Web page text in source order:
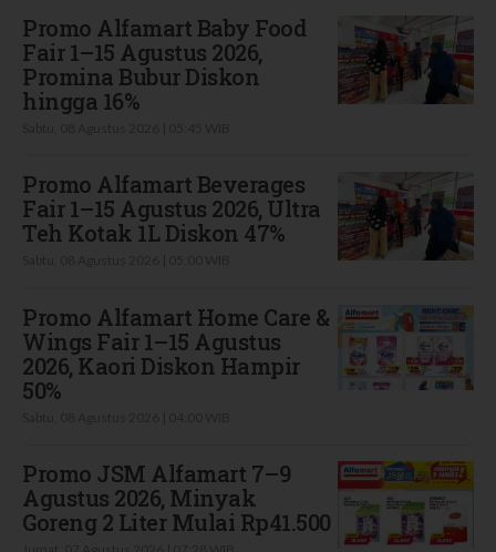
Promo Alfamart Baby Food
Fair 1–15 Agustus 2026,
Promina Bubur Diskon
hingga 16%
Promo Alfamart Beverages
Fair 1–15 Agustus 2026, Ultra
Teh Kotak 1L Diskon 47%
Promo Alfamart Home Care &
Wings Fair 1–15 Agustus
2026, Kaori Diskon Hampir
50%
Promo JSM Alfamart 7–9
Agustus 2026, Minyak
Goreng 2 Liter Mulai Rp41.500